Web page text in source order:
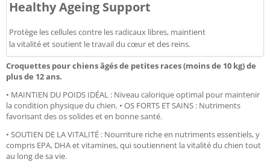
Healthy Ageing Support
Protège les cellules contre les radicaux libres, maintient
la vitalité et soutient le travail du cœur et des reins.
Croquettes pour chiens âgés de petites races (moins de 10 kg) de
plus de 12 ans.
• MAINTIEN DU POIDS IDÉAL : Niveau calorique optimal pour maintenir
la condition physique du chien. • OS FORTS ET SAINS : Nutriments
favorisant des os solides et en bonne santé.
• SOUTIEN DE LA VITALITÉ : Nourriture riche en nutriments essentiels, y
compris EPA, DHA et vitamines, qui soutiennent la vitalité du chien tout
au long de sa vie.